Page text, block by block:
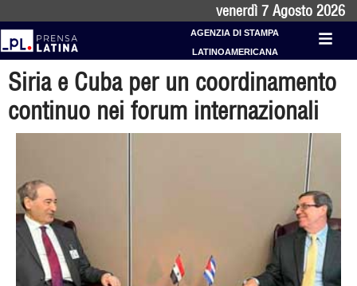
venerdì 7 Agosto 2026
AGENZIA DI STAMPA
LATINOAMERICANA
Siria e Cuba per un coordinamento
continuo nei forum internazionali